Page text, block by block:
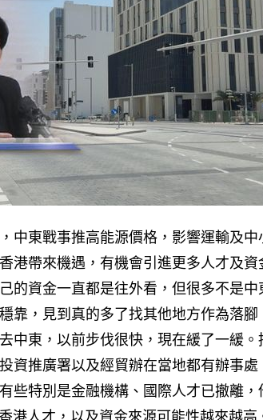
中東戰事推高能源價格，影響運輸及中
港帶來機遇，有機會引進更多人才及
的資金一直都是往外看，但很多不是
靠，見到真的多了找其他地方作為落
中東，以前步伐很快，現在緩了一緩
資推廣署以及經貿辦在當地都有辦事
些特別是金融機構、國際人才已撤離
港人才，以及資金來源可能性越來越高